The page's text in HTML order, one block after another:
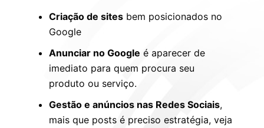
Criação de sites bem posicionados no
Google
Anunciar no Google é aparecer de
imediato para quem procura seu
produto ou serviço.
Gestão e anúncios nas Redes Sociais,
mais que posts é preciso estratégia, veja